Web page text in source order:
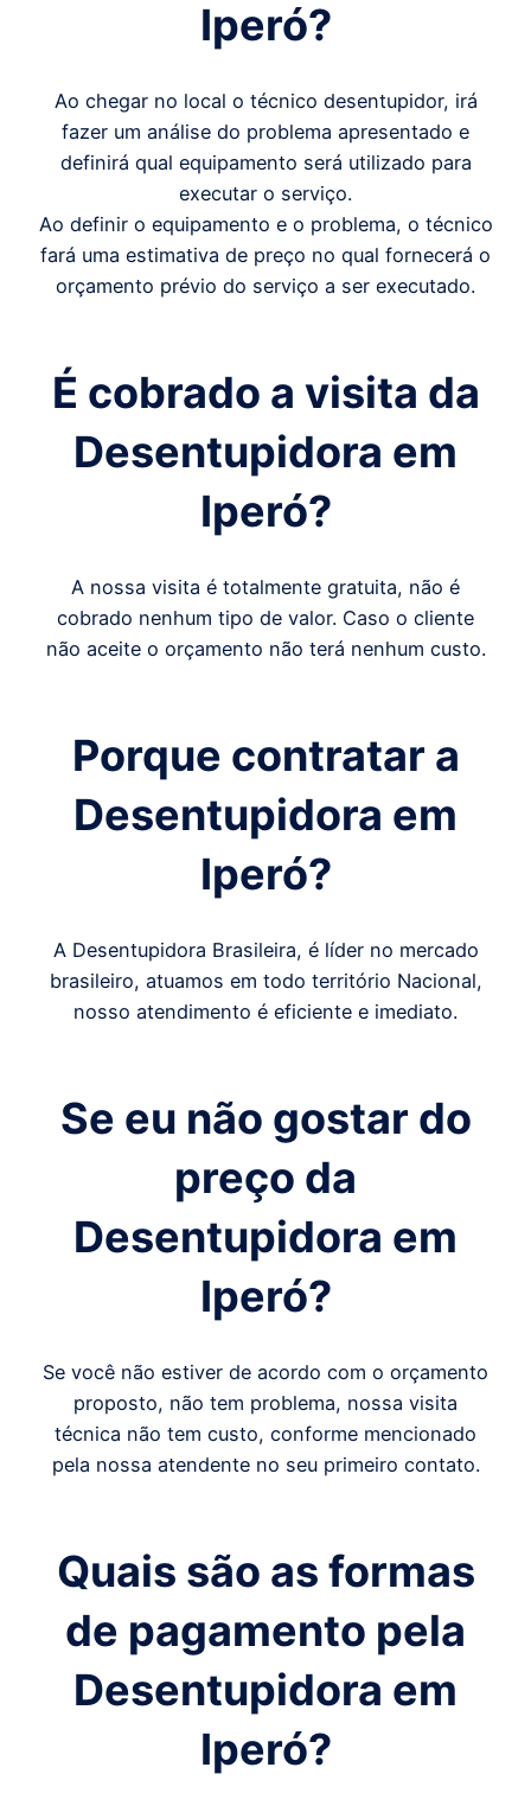
Iperó?
Ao chegar no local o técnico desentupidor, irá
fazer um análise do problema apresentado e
definirá qual equipamento será utilizado para
executar o serviço.
Ao definir o equipamento e o problema, o técnico
fará uma estimativa de preço no qual fornecerá o
orçamento prévio do serviço a ser executado.
É cobrado a visita da
Desentupidora em
Iperó?
A nossa visita é totalmente gratuita, não é
cobrado nenhum tipo de valor. Caso o cliente
não aceite o orçamento não terá nenhum custo.
Porque contratar a
Desentupidora em
Iperó?
A Desentupidora Brasileira, é líder no mercado
brasileiro, atuamos em todo território Nacional,
nosso atendimento é eficiente e imediato.
Se eu não gostar do
preço da
Desentupidora em
Iperó?
Se você não estiver de acordo com o orçamento
proposto, não tem problema, nossa visita
técnica não tem custo, conforme mencionado
pela nossa atendente no seu primeiro contato.
Quais são as formas
de pagamento pela
Desentupidora em
Iperó?